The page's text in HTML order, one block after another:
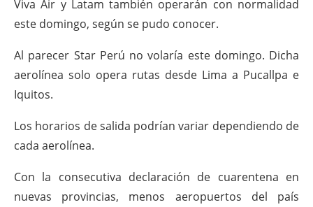
Viva Air y Latam también operarán con normalidad
este domingo, según se pudo conocer.
Al parecer Star Perú no volaría este domingo. Dicha
aerolínea solo opera rutas desde Lima a Pucallpa e
Iquitos.
Los horarios de salida podrían variar dependiendo de
cada aerolínea.
Con la consecutiva declaración de cuarentena en
nuevas provincias, menos aeropuertos del país